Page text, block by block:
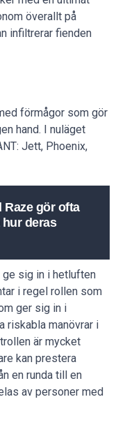
överallt på
infiltrerar fienden
förmågor som gör
hand. I nuläget
Jett, Phoenix,
gör ofta
deras
ge sig in i hetluften
i regel rollen som
ger sig in i
riskabla manövrar i
är mycket
kan prestera
en runda till en
av personer med